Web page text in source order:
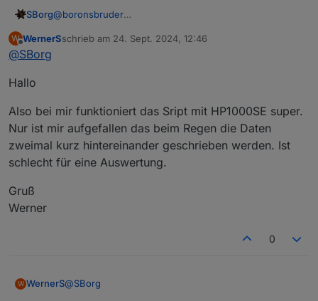
SBorg@boronsbruder
richtigen Grund hat mittels "wget" zu kommunizieren.
Danke auf jeden Fall fürs testen, die Änderung nehme
W
Offline
WernerSschrieb am 24. Sept. 2024, 12:46
zuletzt editiert von
@SBorg
Hallo
Also bei mir funktioniert das Sript mit HP1000SE super.
Nur ist mir aufgefallen das beim Regen die Daten
zweimal kurz hintereinander geschrieben werden. Ist
schlecht für eine Auswertung.
Gruß
Werner
0
W WernerS@SBorg